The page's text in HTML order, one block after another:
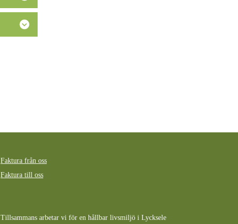
Faktura från oss
Faktura till oss
Tillsammans arbetar vi för en hållbar livsmiljö i Lycksele